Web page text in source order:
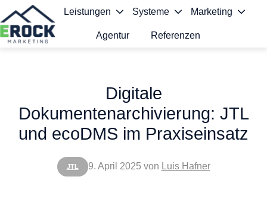
Leistungen Systeme Marketing
Agentur Referenzen
JTL
Digitale
Dokumentenarchivierung: JTL
und ecoDMS im Praxiseinsatz
9. April 2025 von Luis Hafner